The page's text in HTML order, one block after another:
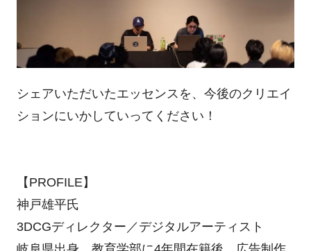
シェアいただいたエッセンスを、今後のクリエイ
ションにいかしていってください！
【PROFILE】
神戸雄平氏
3DCGディレクター／デジタルアーティスト